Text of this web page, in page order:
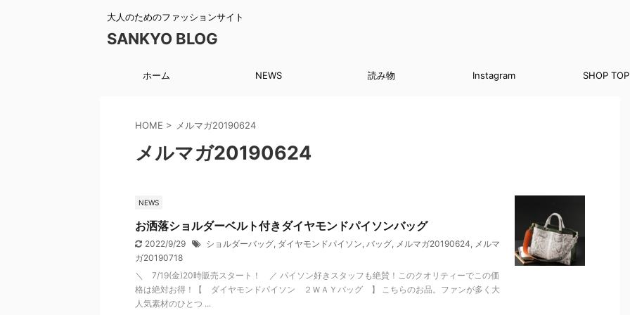
大人のためのファッションサイト
SANKYO BLOG
ホーム NEWS 読み物 Instagram SHOP TOP
HOME > メルマガ20190624
メルマガ20190624
NEWS
お洒落ショルダーベルト付きダイヤモンドパイソンバッグ
2022/9/29 ショルダーバッグ, ダイヤモンドパイソン, バッグ, メルマガ20190624, メルマ
ガ20190718
＼ 7/19(金)20時販売スタート！ ／ パイソン好きスタッフも絶賛！このクオリティーでこの価
格は絶対お得！【 ダイヤモンドパイソン ２ＷＡＹバッグ 】 こちらのお品。ファンが多く大
人気素材のひとつ ...